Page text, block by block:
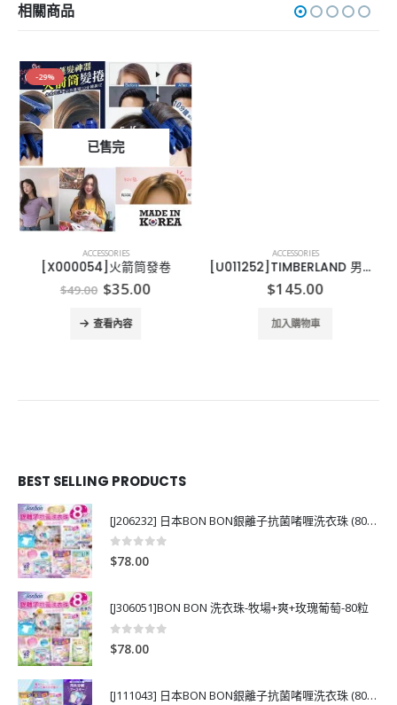
相關商品
-29%
已售完
ACCESSORIES
[X000054]火箭筒發卷
$49.00 Original
price
was:
$49.00.
$35.00Current
查看內容
ACCESSORIES
[U011252]TIMBERLAND 男裝銀包
$145.00
加入購物車
BEST SELLING PRODUCTS
[J206232] 日本BON BON銀離子抗菌啫喱洗衣珠 (80粒)
0out of 5
$78.00
[J306051]BON BON 洗衣珠-牧場+爽+玫瑰葡萄-80粒
0out of 5
$78.00
[J111043] 日本BON BON銀離子抗菌啫喱洗衣珠 (80粒)